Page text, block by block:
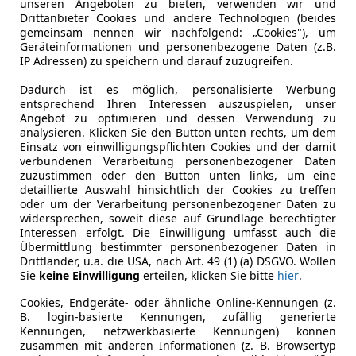
Getriebe
Gänge
1
unseren Angeboten zu bieten, verwenden wir und
Drittanbieter Cookies und andere Technologien (beides
gemeinsam nennen wir nachfolgend: „Cookies"), um
Geräteinformationen und personenbezogene Daten (z.B.
IP Adressen) zu speichern und darauf zuzugreifen.
Dadurch ist es möglich, personalisierte Werbung
entsprechend Ihren Interessen auszuspielen, unser
Angebot zu optimieren und dessen Verwendung zu
analysieren. Klicken Sie den Button unten rechts, um dem
Einsatz von einwilligungspflichten Cookies und der damit
verbundenen Verarbeitung personenbezogener Daten
zuzustimmen oder den Button unten links, um eine
detaillierte Auswahl hinsichtlich der Cookies zu treffen
oder um der Verarbeitung personenbezogener Daten zu
widersprechen, soweit diese auf Grundlage berechtigter
Interessen erfolgt. Die Einwilligung umfasst auch die
Übermittlung bestimmter personenbezogener Daten in
Drittländer, u.a. die USA, nach Art. 49 (1) (a) DSGVO. Wollen
Sie keine Einwilligung erteilen, klicken Sie bitte hier.
Cookies, Endgeräte- oder ähnliche Online-Kennungen (z.
B. login-basierte Kennungen, zufällig generierte
Kennungen, netzwerkbasierte Kennungen) können
zusammen mit anderen Informationen (z. B. Browsertyp